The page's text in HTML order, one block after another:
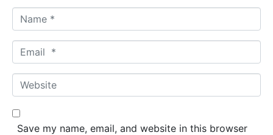
a
m
*
m
a
*
W
e
b
Save my name, email, and website in this browser